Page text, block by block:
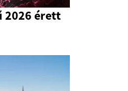
2026 érett